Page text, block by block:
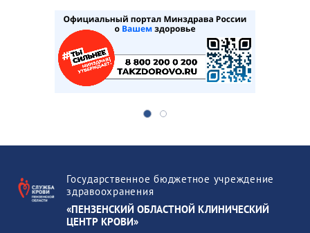
Государственное бюджетное учреждение
здравоохранения
«ПЕНЗЕНСКИЙ ОБЛАСТНОЙ КЛИНИЧЕСКИЙ
ЦЕНТР КРОВИ»